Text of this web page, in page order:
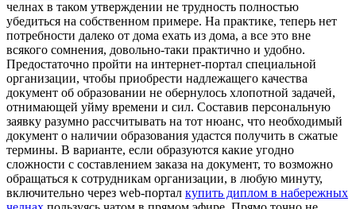
челнах в таком утверждении не трудность полностью
убедиться на собственном примере. На практике, теперь нет
потребности далеко от дома ехать из дома, а все это вне
всякого сомнения, довольно-таки практично и удобно.
Предостаточно пройти на интернет-портал специальной
организации, чтобы приобрести надлежащего качества
документ об образовании не обернулось хлопотной задачей,
отнимающей уйму времени и сил. Составив персональную
заявку разумно рассчитывать на тот нюанс, что необходимый
документ о наличии образования удастся получить в сжатые
термины. В варианте, если образуются какие угодно
сложности с составлением заказа на документ, то возможно
обращаться к сотрудникам организации, в любую минуту,
включительно через web-портал купить диплом в набережных